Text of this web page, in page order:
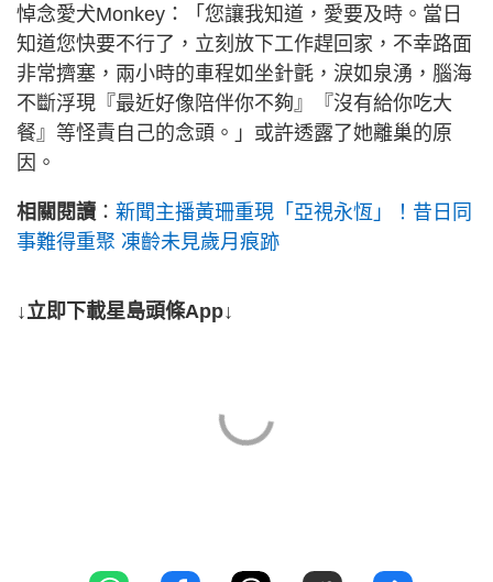
悼念愛犬Monkey：「您讓我知道，愛要及時。當日
知道您快要不行了，立刻放下工作趕回家，不幸路面
非常擠塞，兩小時的車程如坐針氈，淚如泉湧，腦海
不斷浮現『最近好像陪伴你不夠』『沒有給你吃大
餐』等怪責自己的念頭。」或許透露了她離巢的原
因。
相關閱讀 ： 新聞主播黃珊重現「亞視永恆」！昔日同
事難得重聚 凍齡未見歲月痕跡
↓立即下載星島頭條App↓